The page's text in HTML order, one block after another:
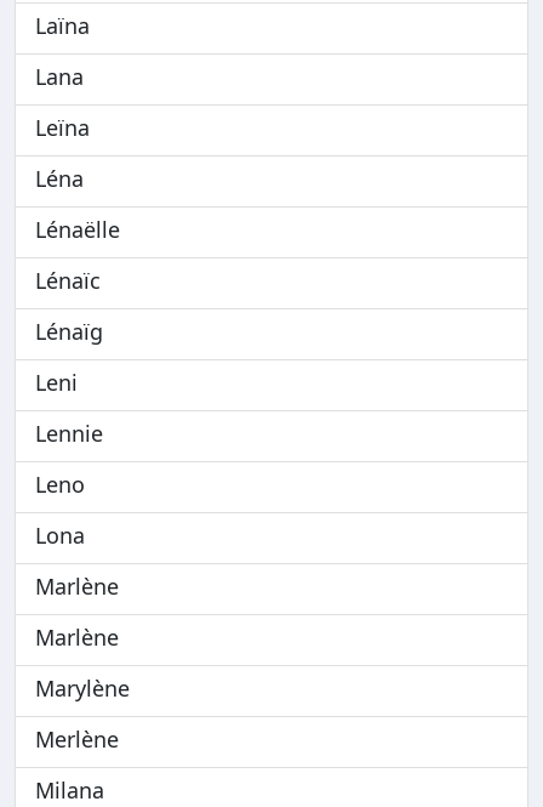
Laïna
Lana
Leïna
Léna
Lénaëlle
Lénaïc
Lénaïg
Leni
Lennie
Leno
Lona
Marlène
Marlène
Marylène
Merlène
Milana